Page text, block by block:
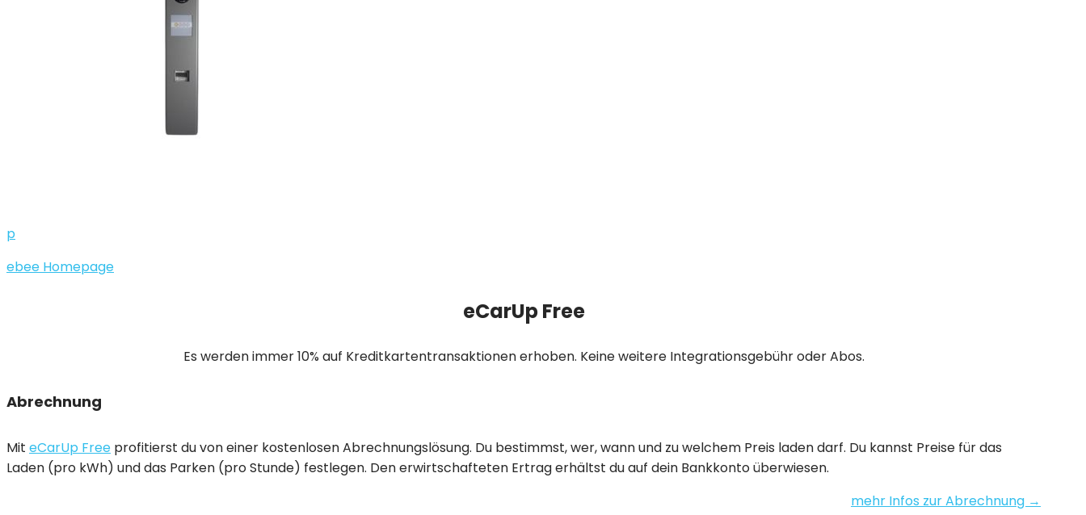
p
ebee Homepage
eCarUp Free
Es werden immer 10% auf Kreditkartentransaktionen erhoben. Keine weitere Integrationsgebühr oder Abos.
Abrechnung
Mit eCarUp Free profitierst du von einer kostenlosen Abrechnungslösung. Du bestimmst, wer, wann und zu welchem Preis laden darf. Du kannst Preise für das
Laden (pro kWh) und das Parken (pro Stunde) festlegen. Den erwirtschafteten Ertrag erhältst du auf dein Bankkonto überwiesen.
mehr Infos zur Abrechnung →